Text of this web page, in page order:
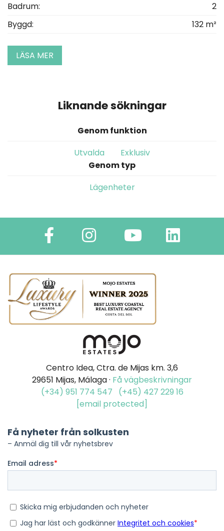
Badrum:
2
Byggd:
132 m²
LÄSA MER
Liknande sökningar
Genom funktion
Utvalda
Exklusiv
Genom typ
Lägenheter
Centro Idea, Ctra. de Mijas km. 3,6
29651 Mijas, Málaga · Få vägbeskrivningar
(+34) 951 774 547
(+45) 427 229 16
[email protected]